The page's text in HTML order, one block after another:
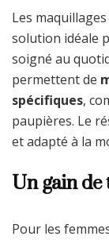
Les
solution idéale
soigné au
permettent de
spécifiques,
paupières. Le
et adapté à la
Un gain
Pour les